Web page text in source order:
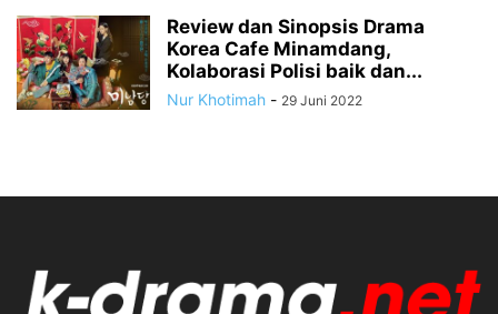
Review dan Sinopsis Drama
Korea Cafe Minamdang,
Kolaborasi Polisi baik dan...
Nur Khotimah - 29 Juni 2022